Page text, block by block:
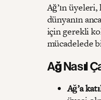
Ağ’ın
dünyanın
için gerekli
mücadelede
Ağ Nasıl
Ağ’a